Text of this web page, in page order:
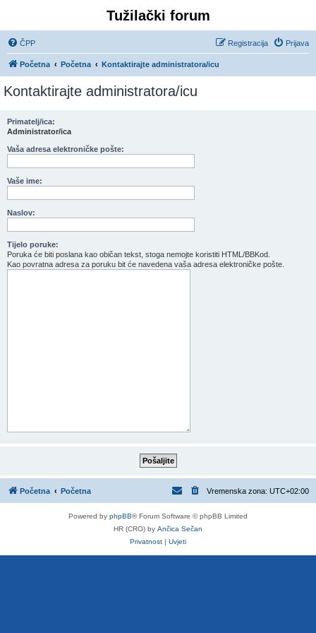
Tužilački forum
ČPP Prijava
Registracija
Početna Početna Kontaktirajte administratora/icu
Kontaktirajte administratora/icu
Primatelj/ica:
Administrator/ica
Vaša adresa elektroničke pošte:
Vaše ime:
Naslov:
Tijelo poruke:
Poruka će biti poslana kao običan tekst, stoga nemojte koristiti HTML/BBKod.
Kao povratna adresa za poruku bit će navedena vaša adresa elektroničke pošte.
Početna Početna Vremenska zona: UTC+02:00
Powered by phpBB® Forum Software © phpBB Limited
HR (CRO) by Ančica Sečan
Privatnost | Uvjeti